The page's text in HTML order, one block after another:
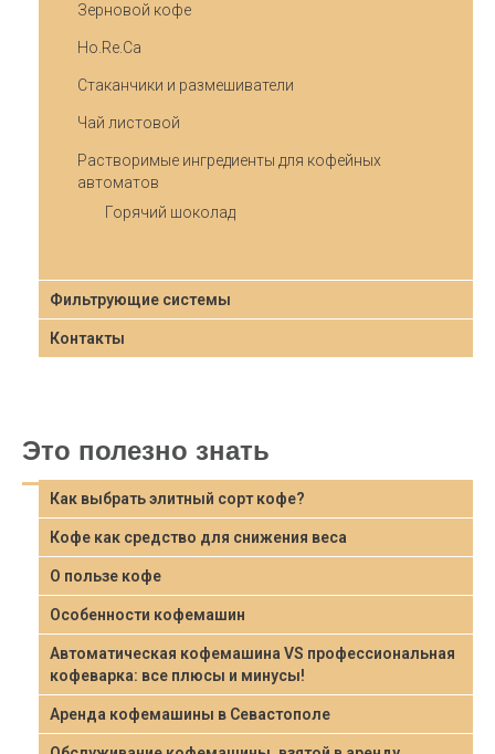
Зерновой кофе
Ho.Re.Ca
Стаканчики и размешиватели
Чай листовой
Растворимые ингредиенты для кофейных
автоматов
Горячий шоколад
Фильтрующие системы
Контакты
Это полезно знать
Как выбрать элитный сорт кофе?
Кофе как средство для снижения веса
О пользе кофе
Особенности кофемашин
Автоматическая кофемашина VS профессиональная
кофеварка: все плюсы и минусы!
Аренда кофемашины в Севастополе